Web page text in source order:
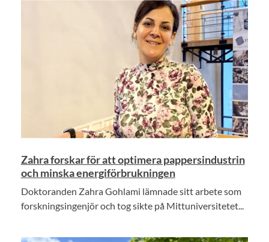
Zahra forskar för att optimera pappersindustrin
och minska energiförbrukningen
Doktoranden Zahra Gohlami lämnade sitt arbete som
forskningsingenjör och tog sikte på Mittuniversitetet...